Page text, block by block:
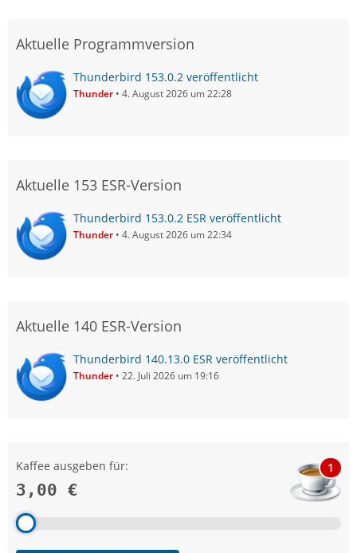
Aktuelle Programmversion
Thunderbird 153.0.2 veröffentlicht
Thunder 4. August 2026 um 22:28
Aktuelle 153 ESR-Version
Thunderbird 153.0.2 ESR veröffentlicht
Thunder 4. August 2026 um 22:34
Aktuelle 140 ESR-Version
Thunderbird 140.13.0 ESR veröffentlicht
Thunder 22. Juli 2026 um 19:16
Kaffee ausgeben für:
3,00 €
1